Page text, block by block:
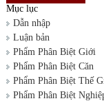
Mục lục
Dẫn nhập
Luận bản
Phẩm Phân Biệt Giới
Phẩm Phân Biệt Căn
Phẩm Phân Biệt Thế
Phẩm Phân Biệt